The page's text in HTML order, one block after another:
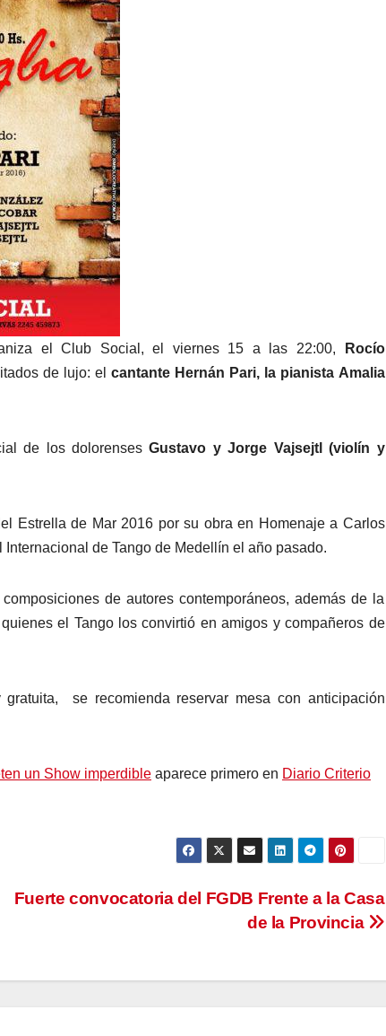
el Club Social, el viernes 15 a las 22:00,
Rocío
de lujo: elcantante Hernán Pari, la pianista Amalia
de los dolorensesGustavo y Jorge Vajsejtl (violín y
Estrella de Mar 2016 por su obra en Homenaje a Carlos
de Tango de Medellín el año pasado.
de autores contemporáneos, además de la
el Tango los convirtió en amigos y compañeros de
se recomienda reservar mesa con anticipación
un Show imperdible aparece primero en Diario Criterio
Fuerte convocatoria del FGDB Frente a la Casa
de la Provincia